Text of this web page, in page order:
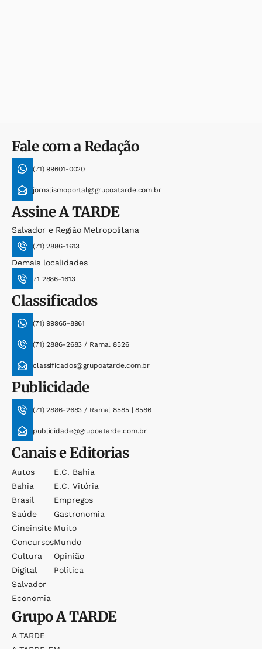
Fale com a Redação
(71) 99601-0020
jornalismoportal@grupoatarde.com.br
AssineA TARDE
Salvador e Região Metropolitana
(71) 2886-1613
Demais localidades
71 2886-1613
Classificados
(71) 99965-8961
(71) 2886-2683 / Ramal 8526
classificados@grupoatarde.com.br
Publicidade
(71) 2886-2683 / Ramal 8585 | 8586
publicidade@grupoatarde.com.br
Canais e Editorias
Autos
Bahia
Brasil
Saúde
Cineinsite
Concursos
Cultura
Digital
Salvador
Economia
E.c. Bahia
E.c. Vitória
Empregos
Gastronomia
Muito
Mundo
Opinião
Política
GrupoA TARDE
A TARDE